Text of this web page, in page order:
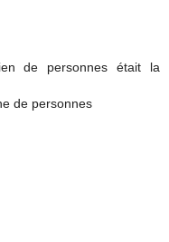
de personnes était la
de personnes